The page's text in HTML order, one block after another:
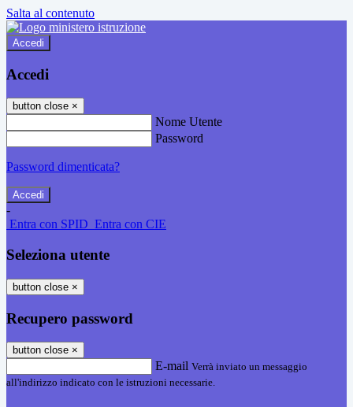
Salta al contenuto
Accedi
Accedi
button close ×
Nome Utente
Password
Password dimenticata?
-
Entra con SPID Entra con CIE
Seleziona utente
button close ×
Recupero password
button close ×
E-mail Verrà inviato un messaggio
all'indirizzo indicato con le istruzioni necessarie.